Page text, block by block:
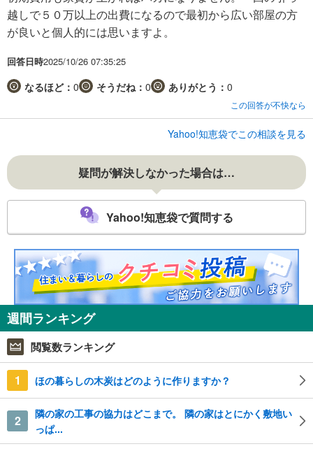
越しで５０万以上の出費になるので最初から広い部屋の方
が良いと個人的には思いますよ。
回答日時2025/10/26 07:35:25
なるほど： 0 そうだね： 0 ありがとう： 0
この回答が不快なら
Yahoo!知恵袋でこの相談を見る
疑問が解決しなかった場合は…
Yahoo!知恵袋で質問する
週間ランキング
閲覧数ランキング
1 ほの暮らしの木炭はどのように作りますか？
2
隣の家の工事の協力はどこまで。 隣の家はとにかく敷地い
っぱ...